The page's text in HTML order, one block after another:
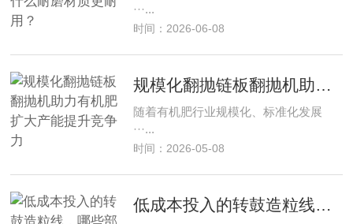
···...
时间：2026-06-08
规模化翻抛链板翻抛机助力有机肥扩大产能提升竞争力
随着有机肥行业规模化、标准化发展
···...
时间：2026-05-08
低成本投入的转鼓造粒线，哪些部件可以省哪些不能省